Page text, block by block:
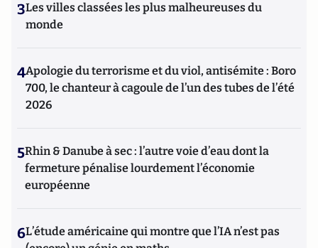
3Les villes classées les plus malheureuses du
monde
4Apologie du terrorisme et du viol, antisémite : Boro
700, le chanteur à cagoule de l’un des tubes de l’été
2026
5Rhin & Danube à sec : l’autre voie d’eau dont la
fermeture pénalise lourdement l’économie
européenne
6L’étude américaine qui montre que l’IA n’est pas